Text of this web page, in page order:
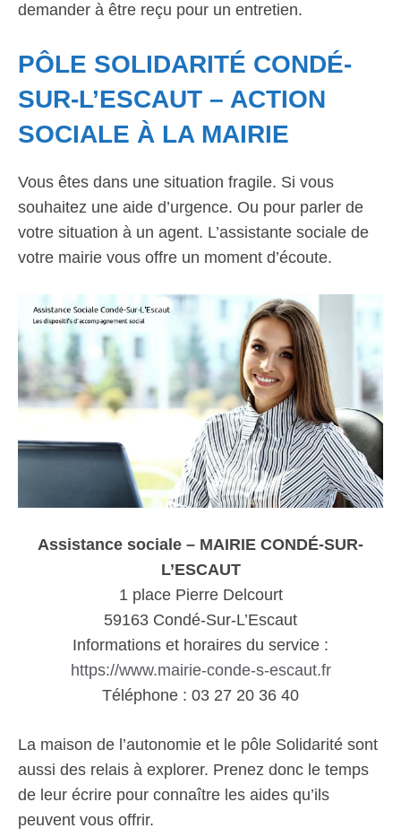
demander à être reçu pour un entretien.
PÔLE SOLIDARITÉ CONDÉ-
SUR-L’ESCAUT – ACTION
SOCIALE À LA MAIRIE
Vous êtes dans une situation fragile. Si vous
souhaitez une aide d’urgence. Ou pour parler de
votre situation à un agent. L’assistante sociale de
votre mairie vous offre un moment d’écoute.
Assistance sociale – MAIRIE CONDÉ-SUR-
L’ESCAUT
1 place Pierre Delcourt
59163 Condé-Sur-L’Escaut
Informations et horaires du service :
https://www.mairie-conde-s-escaut.fr
Téléphone : 03 27 20 36 40
La maison de l’autonomie et le pôle Solidarité sont
aussi des relais à explorer. Prenez donc le temps
de leur écrire pour connaître les aides qu’ils
peuvent vous offrir.